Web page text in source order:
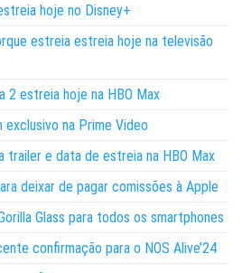
hoje no Disney+
estreia estreia hoje na televisão
2 estreia hoje na HBO Max
exclusivo na Prime Video
trailer e data de estreia na HBO Max
deixar de pagar comissões à Apple
Glass para todos os smartphones
confirmação para o NOS Alive’24